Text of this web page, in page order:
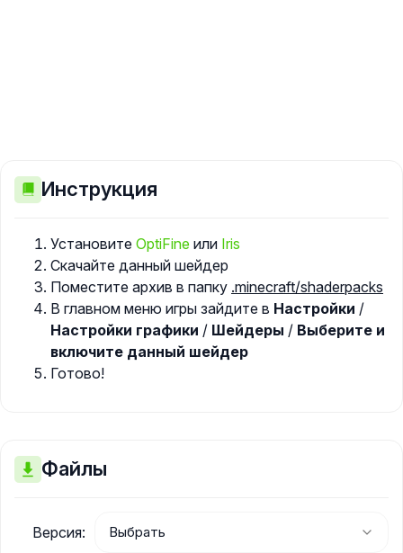
Инструкция
Установите OptiFine или Iris
Скачайте данный шейдер
Поместите архив в папку .minecraft/shaderpacks
В главном меню игры зайдите в Настройки /
Настройки графики / Шейдеры / Выберите и
включите данный шейдер
Готово!
Файлы
Версия: